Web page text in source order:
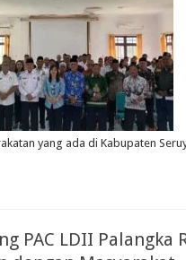
yang ada di Kabupaten
PAC LDII